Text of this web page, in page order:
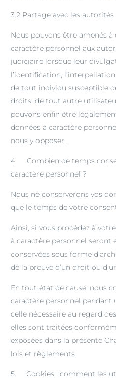
3.2 Partage avec les autorités
Nous pouvons être amenés
caractère personnel aux
judiciaire lorsque leur
l’identification,
de tout individu susceptible
droits, de tout autre
pouvons enfin être
données à caractère
nous y opposer.
4. Combien de temps
caractère personnel ?
Nous ne conserverons vos
que le temps de votre
Ainsi, si vous procédez à
à caractère personnel seront
conservées sous forme
de la preuve d’un droit ou
En tout état de cause, nous
caractère personnel pendant
celle nécessaire au regard
elles sont traitées
exposées dans la présente
lois et règlements.
5. Cookies : comment les